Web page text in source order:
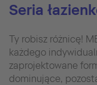
Seria
Ty robisz różnicę!
każdego
zaprojektowane
dominujące,